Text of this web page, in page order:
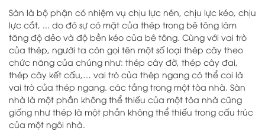
Sàn là bộ phận có nhiệm vụ chịu lực nén, chịu lực kéo, chịu
lực cắt, ... do đó sự có mặt của thép trong bê tông làm
tăng độ dẻo và độ bền kéo của bê tông. Cùng với vai trò
của thép, người ta còn gọi tên một số loại thép cây theo
chức năng của chúng như: thép cây đỡ, thép cây đai,
thép cây kết cấu,… vai trò của thép ngang có thể coi là
vai trò của thép ngang. các tầng trong một tòa nhà. Sàn
nhà là một phần không thể thiếu của một tòa nhà cũng
giống như thép là một phần không thể thiếu trong cấu trúc
của một ngôi nhà.